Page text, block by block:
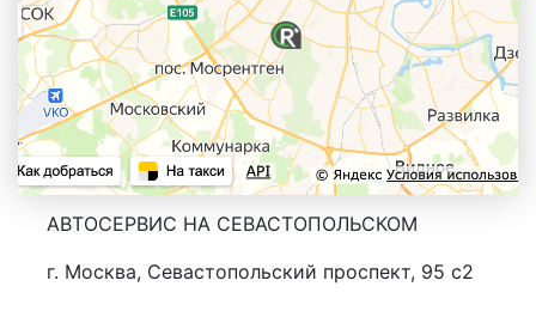
АВТОСЕРВИС НА СЕВАСТОПОЛЬСКОМ
г. Москва, Севастопольский проспект, 95 с2